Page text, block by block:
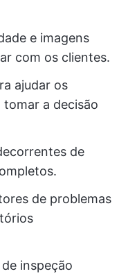
e imagens
com os clientes.
ajudar os
a decisão
de
de problemas
inspeção